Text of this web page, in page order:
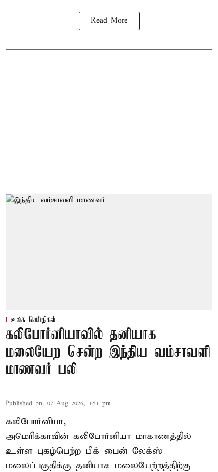
Read More
உலக செய்திகள்
கலிபோர்னியாவில் தனியாக
மலையேற சென்ற இந்திய வம்சாவளி
மாணவர் பலி
Published on: 07 Aug 2026, 1:51 pm
கலிபோர்னியா,
அமெரிக்காவின் கலிபோர்னியா மாகாணத்தில்
உள்ள புகழ்பெற்ற பிக் பைன் லேக்ஸ்
மலைப்பகுதிக்கு தனியாக மலையேற்றத்திற்கு